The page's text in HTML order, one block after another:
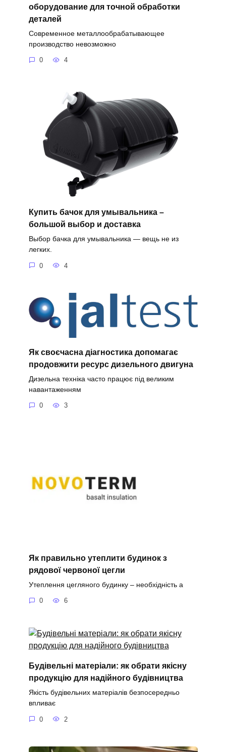
оборудование для точной обработки
деталей
Современное металлообрабатывающее
производство невозможно
0 4
Купить бачок для умывальника –
большой выбор и доставка
Выбор бачка для умывальника — вещь не из
легких.
0 4
Як своєчасна діагностика допомагає
продовжити ресурс дизельного двигуна
Дизельна техніка часто працює під великим
навантаженням
0 3
Як правильно утеплити будинок з
рядової червоної цегли
Утеплення цегляного будинку – необхідність а
0 6
Будівельні матеріали: як обрати якісну
продукцію для надійного будівництва
Якість будівельних матеріалів безпосередньо
впливає
0 2